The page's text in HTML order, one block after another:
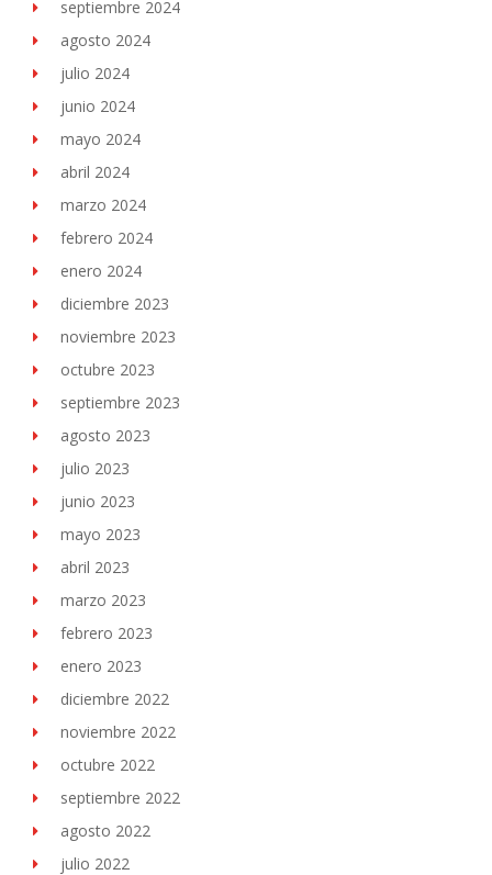
septiembre 2024
agosto 2024
julio 2024
junio 2024
mayo 2024
abril 2024
marzo 2024
febrero 2024
enero 2024
diciembre 2023
noviembre 2023
octubre 2023
septiembre 2023
agosto 2023
julio 2023
junio 2023
mayo 2023
abril 2023
marzo 2023
febrero 2023
enero 2023
diciembre 2022
noviembre 2022
octubre 2022
septiembre 2022
agosto 2022
julio 2022